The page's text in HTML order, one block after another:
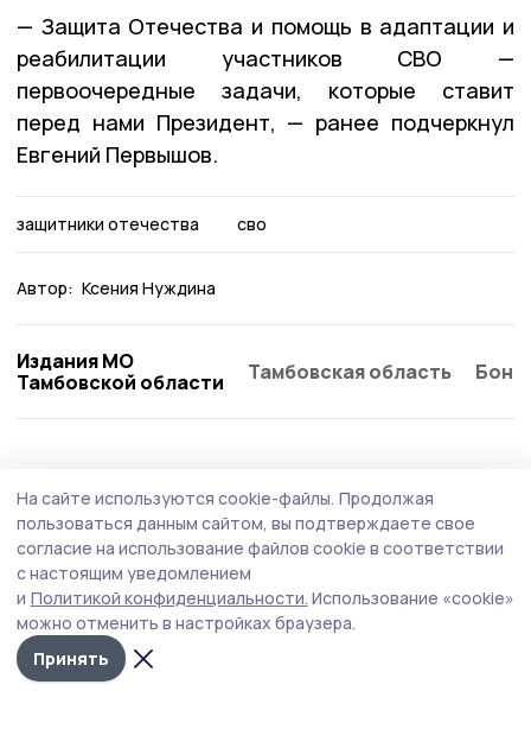
— Защита Отечества и помощь в адаптации и
реабилитации участников СВО —
первоочередные задачи, которые ставит
перед нами Президент, — ранее подчеркнул
Евгений Первышов.
защитники отечества сво
Автор: Ксения Нуждина
Издания МО
Тамбовской области
Тамбовская область
Функциональные вещи из искусственного
ротанга создаёт жительница Пичаева
Татьяна Шамаева своими руками изготавливает кашпо,
корзинки, подставки для растений, интерьерные
украшения, которые делают дом и прилегающую
территорию уютнее и красивее.
На сайте используются cookie-файлы. Продолжая
пользоваться данным сайтом, вы подтверждаете свое
согласие на использование файлов cookie в соответствии
с настоящим уведомлением
и Политикой конфиденциальности. Использование «cookie»
можно отменить в настройках браузера.
Принять